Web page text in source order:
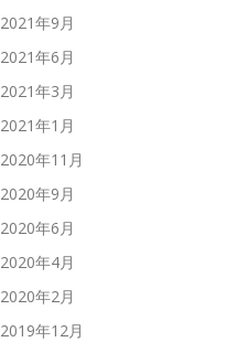
2021年9月
2021年6月
2021年3月
2021年1月
2020年11月
2020年9月
2020年6月
2020年4月
2020年2月
2019年12月